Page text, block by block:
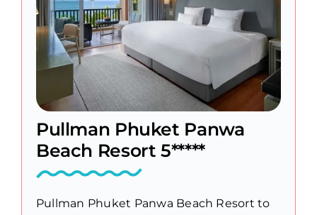
Pullman Phuket Panwa
Beach Resort 5*****
Pullman Phuket Panwa Beach Resort to